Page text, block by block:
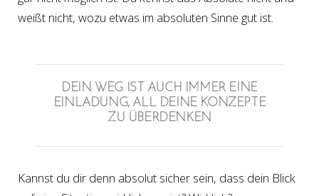
weißt nicht, wozu etwas im absoluten Sinne gut ist.
DEIN WEG IST AUCH IMMER EINE
EINLADUNG, ALL DEINE KONZEPTE
ZU ÜBERDENKEN
Kannst du dir denn absolut sicher sein, dass dein Blick